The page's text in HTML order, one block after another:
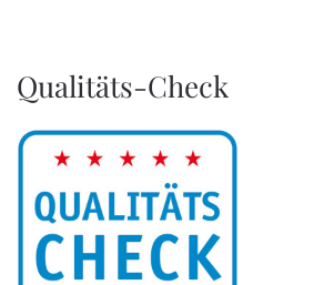
Qualitäts-Check